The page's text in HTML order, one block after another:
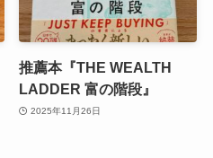
推薦本『THE WEALTH
LADDER 富の階段』
2025年11月26日